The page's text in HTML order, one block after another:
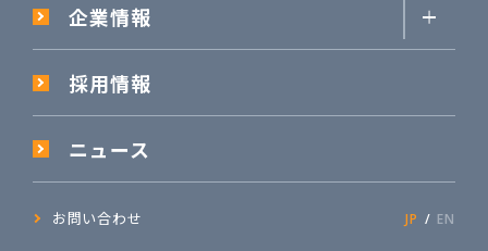
企業情報
採用情報
ニュース
お問い合わせ JP EN